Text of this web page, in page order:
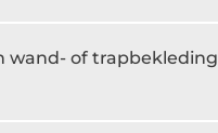
wand- of trapbekleding